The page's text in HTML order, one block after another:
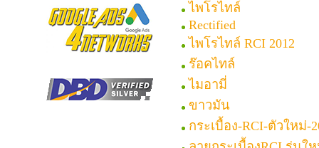
ไพโรไทล์
Rectified
ไพโรไทล์ RCI 2012
ร๊อคไทล์
ไมอามี่
ขาวมัน
กระเบื้อง-RCI-ตัวใหม่-